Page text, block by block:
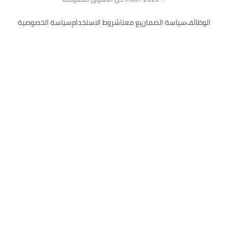
الوظائفسياسة الضمانبِع معناشروط الاستخدامسياسة الخصوصية